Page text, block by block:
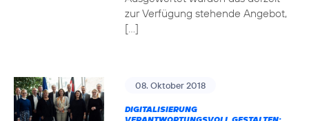
zur Verfügung stehende Angebot,
[…]
08. Oktober 2018
DIGITALISIERUNG